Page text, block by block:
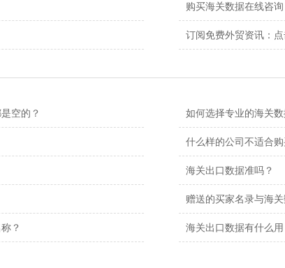
购买海关数据在线咨询
订阅免费外贸资讯：
空的？ 如何选择专业的海关
什么样的公司不适合
海关出口数据准吗？
赠送的买家名录与海
？ 海关出口数据有什么用